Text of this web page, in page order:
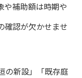
や補助額は時期や
確認が欠かせませ
の新設」「既存庭